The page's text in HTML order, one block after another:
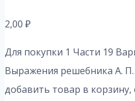
2,00 ₽
Для покупки 1 Части 19
Выражения решебника А.
добавить товар в